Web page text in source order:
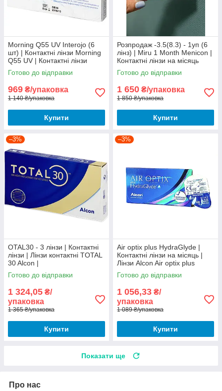
Morning Q55 UV Interojo (6
шт) | Контактні лінзи Morning
Q55 UV | Контактні лінзи
Морнинг 55
Готово до відправки
969 ₴/упаковка
1 140 ₴/упаковка
Купити
Розпродаж -3.5(8.3) - 1уп (6
лінз) | Miru 1 Month Menicon |
Контактні лінзи на місяць
Готово до відправки
1 650 ₴/упаковка
1 850 ₴/упаковка
Купити
–3%
OTAL30 - 3 лінзи | Контактні
лінзи | Лінзи контактні TOTAL
30 Alcon |
Готово до відправки
1 324,05 ₴/
упаковка
1 365 ₴/упаковка
Купити
–3%
Air optix plus HydraGlyde |
Контактні лінзи на місяць |
Лінзи Alcon Air optix plus
HydraGlyde
Готово до відправки
1 056,33 ₴/
упаковка
1 089 ₴/упаковка
Купити
Показати ще
Про нас